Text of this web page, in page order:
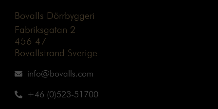
Bovalls Dörrbyggeri
Fabriksgatan 2
456 47
Bovallstrand Sverige
info@bovalls.com
+46 (0)523-51700